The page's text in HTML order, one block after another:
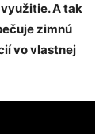
A tak
zimnú
vo vlastnej